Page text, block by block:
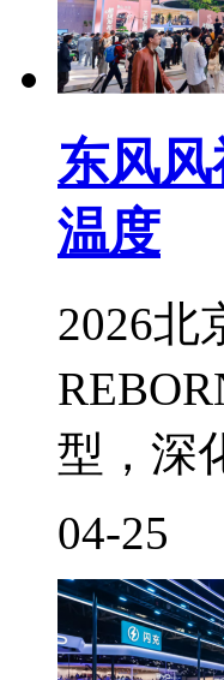
东风
温度
2026北
型，深
04-25